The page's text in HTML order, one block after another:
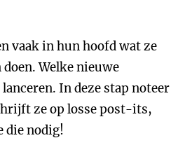
vaak in hun hoofd wat ze
Welke nieuwe
In deze stap noteer
ze op losse post-its,
die nodig!